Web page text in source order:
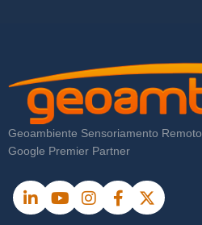
Geoambiente Sensoriamento Remoto
Google Premier Partner